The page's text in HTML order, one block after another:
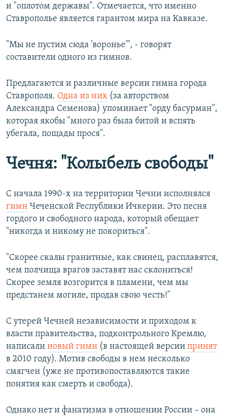
и "оплотом державы". Отмечается, что именно
Ставрополье является гарантом мира на Кавказе.
"Мы не пустим сюда 'воронье'", - говорят
составители одного из гимнов.
Предлагаются и различные версии гимна города
Ставрополя. Одна из них (за авторством
Александра Семенова) упоминает "орду басурман",
которая якобы "много раз была битой и вспять
убегала, пощады прося".
Чечня: "Колыбель свободы"
С начала 1990-х на территории Чечни исполнялся
гимн Чеченской Республики Ичкерии. Это песня
гордого и свободного народа, который обещает
"никогда и никому не покориться".
"Скорее скалы гранитные, как свинец, расплавятся,
чем полчища врагов заставят нас склониться!
Скорее земля возгорится в пламени, чем мы
предстанем могиле, продав свою честь!"
С утерей Чечней независимости и приходом к
власти правительства, подконтрольного Кремлю,
написали новый гимн (в настоящей версии принят
в 2010 году). Мотив свободы в нем несколько
смягчен (уже не противопоставляются такие
понятия как смерть и свобода).
Однако нет и фанатизма в отношении России – она